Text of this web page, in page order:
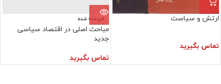
ارتش و سیاست
تماس بگیرید
فروخته شده
مباحث اصلی در اقتصاد سیاسی
جدید
تماس بگیرید